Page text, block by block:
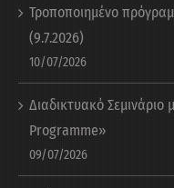
Τροποποιημένο
(9.7.2026)
10/07/2026
Διαδικτυακό
Programme»
09/07/2026